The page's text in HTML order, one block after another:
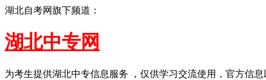
湖北自考网旗下频道：
湖北中专网
为考生提供湖北中专信息服务 ，仅供学习交流使用，官方信息